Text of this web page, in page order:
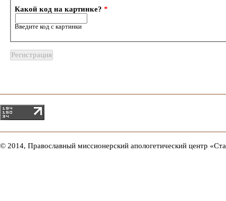
Какой код на картинке?*
Введите код с картинки
© 2014, Православный миссионерский апологетический центр